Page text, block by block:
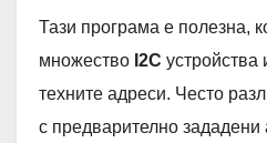
Тази програма е полезна,
множество I2C устройства
техните адреси. Често
с предварително зададени